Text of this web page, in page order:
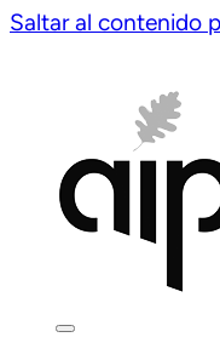
Saltar al contenido